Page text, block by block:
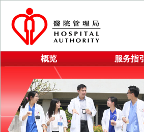
概览 服务指引